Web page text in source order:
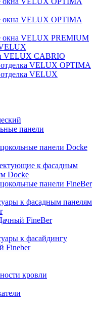
окна VELUX OPTIMA
окна VELUX PREMIUM
VELUX CABRIO
отделка VELUX OPTIMA
VELUX
панели
панели Docke
к фасадным
Docke
панели FineBer
к фасадным панелям
FineBer
к фасайдингу
Fineber
кровли